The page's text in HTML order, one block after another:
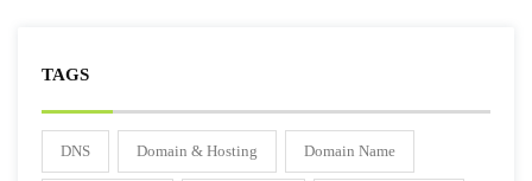
TAGS
DNS Domain & Hosting Domain Name